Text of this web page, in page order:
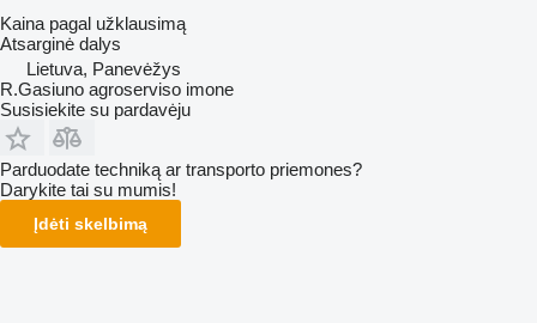
Kaina pagal užklausimą
Atsarginė dalys
Lietuva, Panevėžys
R.Gasiuno agroserviso imone
Susisiekite su pardavėju
Parduodate techniką ar transporto priemones?
Darykite tai su mumis!
Įdėti skelbimą